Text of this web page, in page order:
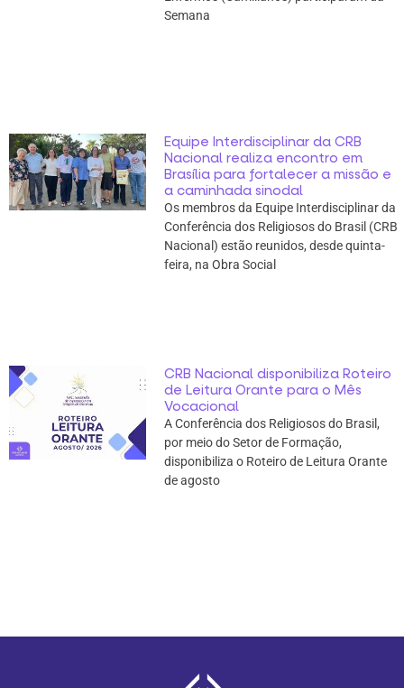
Semana
Equipe Interdisciplinar da CRB
Nacional realiza encontro em
Brasília para fortalecer a missão e
a caminhada sinodal
Os membros da Equipe Interdisciplinar da
Conferência dos Religiosos do Brasil (CRB
Nacional) estão reunidos, desde quinta-
feira, na Obra Social
CRB Nacional disponibiliza Roteiro
de Leitura Orante para o Mês
Vocacional
A Conferência dos Religiosos do Brasil,
por meio do Setor de Formação,
disponibiliza o Roteiro de Leitura Orante
de agosto